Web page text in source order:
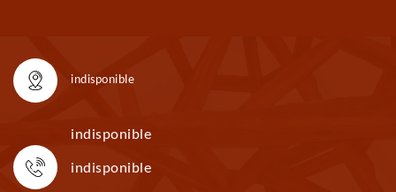
indisponible
indisponible
indisponible